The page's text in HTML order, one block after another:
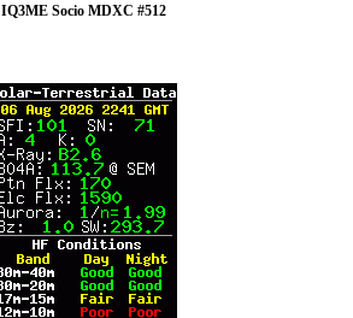
IQ3ME Socio MDXC #512